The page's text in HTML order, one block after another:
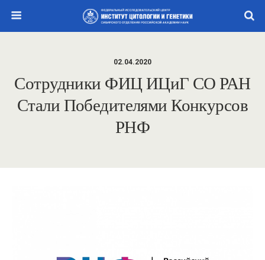
02.04.2020
Сотрудники ФИЦ ИЦиГ СО РАН
Стали Победителями Конкурсов
РНФ